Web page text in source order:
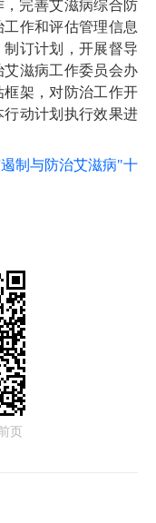
完善艾滋病综合防
作和评估管理信息
订计划，开展督导
滋病工作委员会办
架，对防治工作开
行动计划执行效果进
制与防治艾滋病"十
页